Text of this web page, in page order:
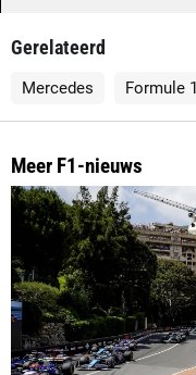
Gerelateerd
Mercedes Formule 1
Meer F1-nieuws